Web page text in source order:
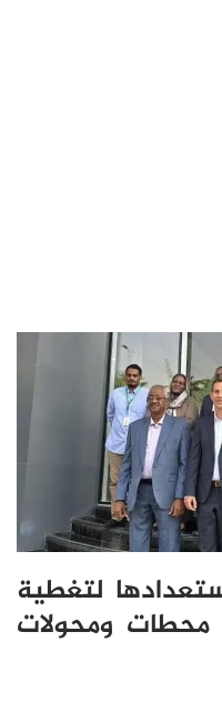
لتغطية
محطات ومحولات